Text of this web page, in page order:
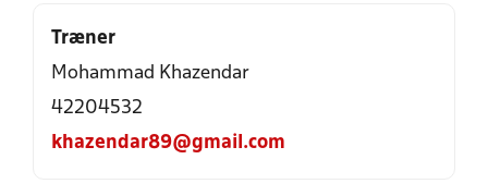
Træner
Mohammad Khazendar
42204532
khazendar89@gmail.com